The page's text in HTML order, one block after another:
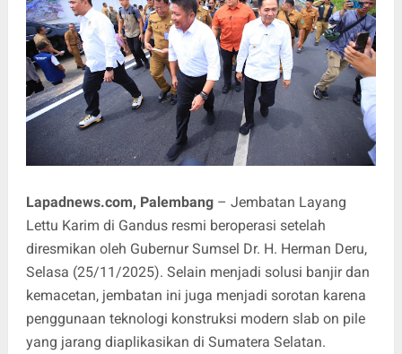
Lapadnews.com, Palembang– Jembatan Layang
Lettu Karim di Gandus resmi beroperasi setelah
diresmikan oleh Gubernur Sumsel Dr. H. Herman Deru,
Selasa (25/11/2025). Selain menjadi solusi banjir dan
kemacetan, jembatan ini juga menjadi sorotan karena
penggunaan teknologi konstruksi modern slab on pile
yang jarang diaplikasikan di Sumatera Selatan.